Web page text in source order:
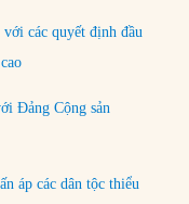
các quyết định đầu
Đảng Cộng sản
áp các dân tộc thiểu